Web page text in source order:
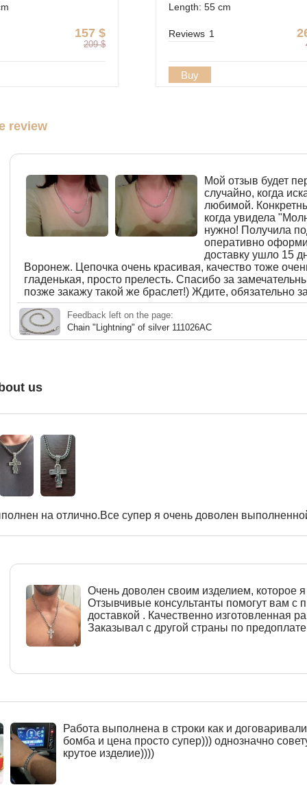
157 $
209 $
Length: 55 cm
Reviews 1
Buy
review
Мой отзыв будет
случайно, когда
любимой.
когда увидела
нужно! Получила
оперативно
доставку ушло 15
Воронеж. Цепочка очень красивая, качество тоже
гладенькая, просто прелесть. Спасибо за
позже закажу такой же браслет!) Ждите, обязательно
Feedback left on the page:
Chain "Lightning" of silver 111026AC
us
на отлично.Все супер я очень доволен
Очень доволен своим изделием, которое я
Отзывчивые консультанты помогут вам
доставкой . Качественно изготовленная
Заказывал с другой страны по
Работа выполнена в строки как и
бомба и цена просто супер))) однозначно
крутое изделие))))